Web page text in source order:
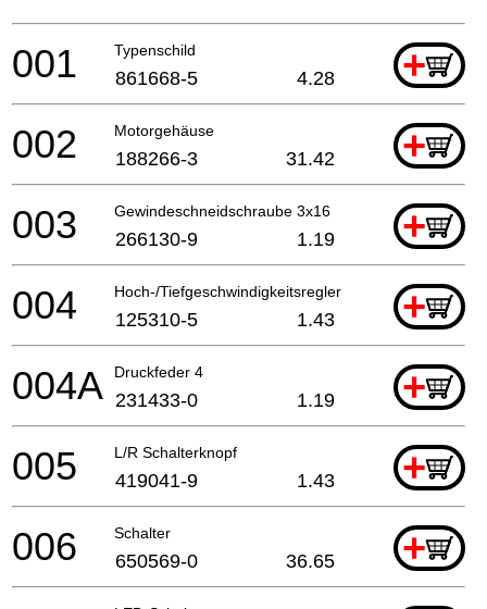
Typenschild +
001 861668-5 4.28
Motorgehäuse +
002 188266-3 31.42
Gewindeschneidschraube 3x16 +
003 266130-9 1.19
Hoch-/Tiefgeschwindigkeitsregler +
004 125310-5 1.43
Druckfeder 4 +
004A 231433-0 1.19
L/R Schalterknopf +
005 419041-9 1.43
Schalter +
006 650569-0 36.65